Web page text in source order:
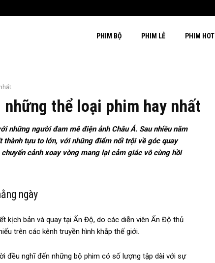
PHIM BỘ PHIM LẺ PHIM HOT
thể loại phim hay nhất
những người đam mê điện ảnh Châu Á. Sau nhiều năm
tựu to lớn, với những điểm nổi trội về góc quay
cảnh xoay vòng mang lại cảm giác vô cùng hồi
ngày
kịch bản và quay tại Ấn Độ, do các diễn viên Ấn Độ thủ
trên các kênh truyền hình khắp thế giới.
đều nghĩ đến những bộ phim có số lượng tập dài với sự